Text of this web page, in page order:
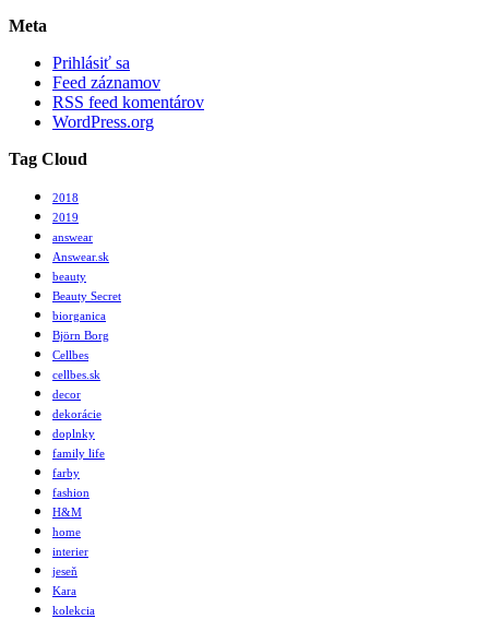
Meta
Prihlásiť sa
Feed záznamov
RSS feed komentárov
WordPress.org
Tag Cloud
2018
2019
answear
Answear.sk
beauty
Beauty Secret
biorganica
Björn Borg
Cellbes
cellbes.sk
decor
dekorácie
doplnky
family life
farby
fashion
H&M
home
interier
jeseň
Kara
kolekcia